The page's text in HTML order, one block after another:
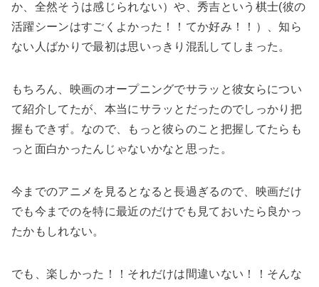
か、全然そうは感じられない）や、秀吉という棋士(彼の
活躍シーンはすごくよかった！！てか好み！！）、知ら
ない人ばかりで最初は思いっきり混乱してしまった。
もちろん、映画のオープニングでサラッと彼女らについ
て紹介してたが、本当にサラッとだったのでしっかり把
握もできず。なので、もっと彼らのこと把握してたらも
っと面白かったんじゃないかなと思った。
今までのアニメを見るとなると長過ぎるので、映画だけ
でも今までのを特に最近のだけでも見ておいたら良かっ
たかもしれない。
でも、楽しかった！！それだけは間違いない！！そんな